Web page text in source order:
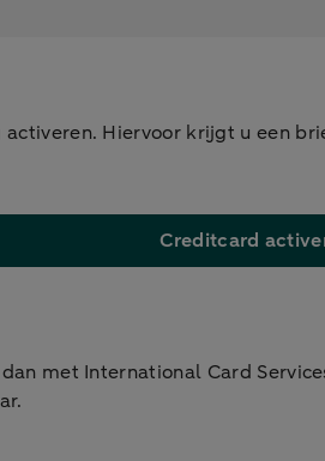
Hiervoor krijgt u een
Creditcard
met International Card